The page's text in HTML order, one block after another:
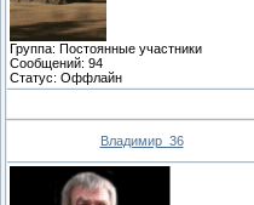
Группа: Постоянные участники
Сообщений: 94
Статус: Оффлайн
Владимир_36